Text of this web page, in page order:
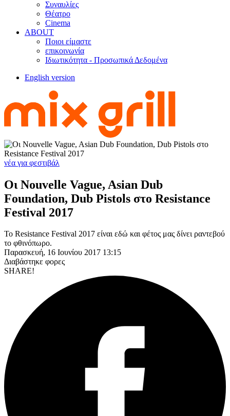
Συναυλίες
Θέατρο
Cinema
ABOUT
Ποιοι είμαστε
επικοινωνία
Ιδιωτικότητα - Προσωπικά Δεδομένα
English version
νέα για φεστιβάλ
Οι Nouvelle Vague, Asian Dub
Foundation, Dub Pistols στο Resistance
Festival 2017
Το Resistance Festival 2017 είναι εδώ και φέτος μας δίνει ραντεβού
το φθινόπωρο.
Παρασκευή, 16 Ιουνίου 2017 13:15
Διαβάστηκε φορες
SHARE!